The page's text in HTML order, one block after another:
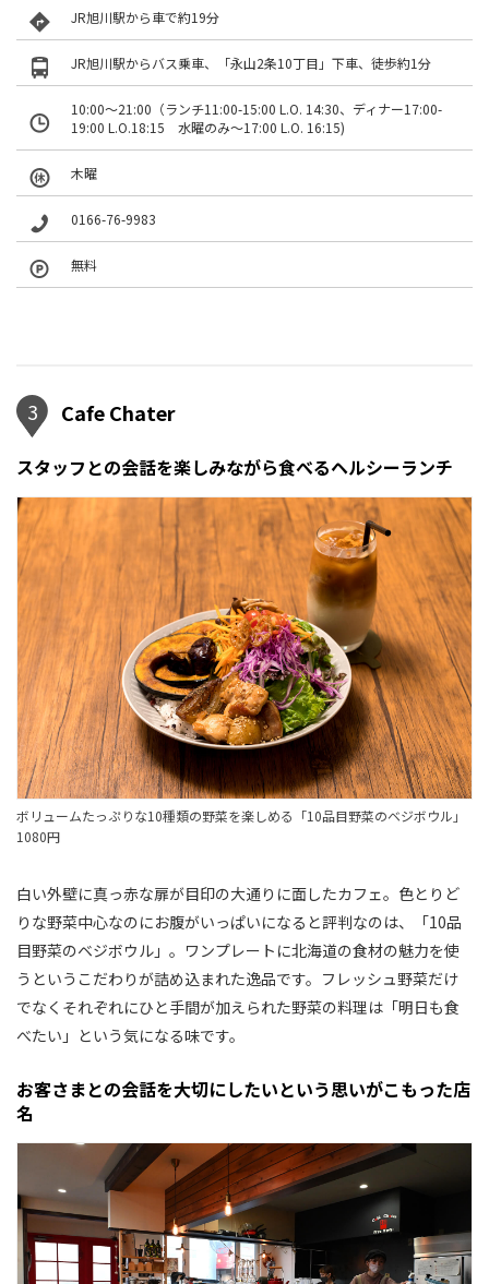
JR旭川駅から車で約19分
JR旭川駅からバス乗車、「永山2条10丁目」下車、徒歩約1分
10:00～21:00（ランチ11:00-15:00 L.O. 14:30、ディナー17:00-
19:00 L.O.18:15 水曜のみ～17:00 L.O. 16:15)
木曜
0166-76-9983
無料
3 Cafe Chater
スタッフとの会話を楽しみながら食べるヘルシーランチ
ボリュームたっぷりな10種類の野菜を楽しめる「10品目野菜のベジボウル」
1080円
白い外壁に真っ赤な扉が目印の大通りに面したカフェ。色とりど
りな野菜中心なのにお腹がいっぱいになると評判なのは、「10品
目野菜のベジボウル」。ワンプレートに北海道の食材の魅力を使
うというこだわりが詰め込まれた逸品です。フレッシュ野菜だけ
でなくそれぞれにひと手間が加えられた野菜の料理は「明日も食
べたい」という気になる味です。
お客さまとの会話を大切にしたいという思いがこもった店
名